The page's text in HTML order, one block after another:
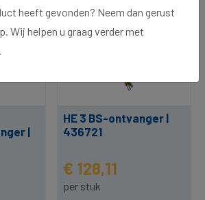
|
HE 3 BS-ontvanger |
436721
€ 128,11
per stuk
heeft gevonden? Neem dan gerust
Wij helpen u graag verder met